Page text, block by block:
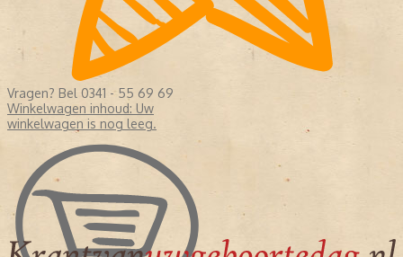
Vragen? Bel 0341 - 55 69 69
Winkelwagen inhoud: Uw
winkelwagen is nog leeg.